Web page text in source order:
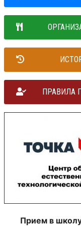
ПРАВИЛА
Прием в